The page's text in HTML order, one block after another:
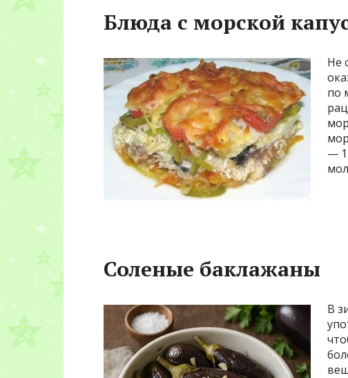
Блюда с морской
Не
по
—
Соленые баклажаны
В